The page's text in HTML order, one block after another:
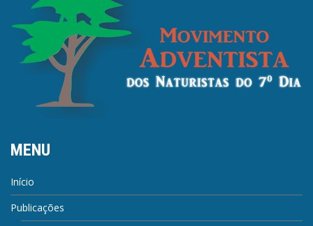
MENU
Início
Publicações